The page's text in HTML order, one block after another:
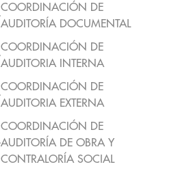
COORDINACIÓN DE
AUDITORÍA DOCUMENTAL
COORDINACIÓN DE
AUDITORIA INTERNA
COORDINACIÓN DE
AUDITORIA EXTERNA
COORDINACIÓN DE
AUDITORÍA DE OBRA Y
CONTRALORÍA SOCIAL